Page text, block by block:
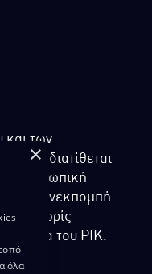
και των
ΡΙΚ διατίθεται
προσωπική
ή επανεκπομπή
με ή χωρίς
άδεια του ΡΙΚ.
×
όλα